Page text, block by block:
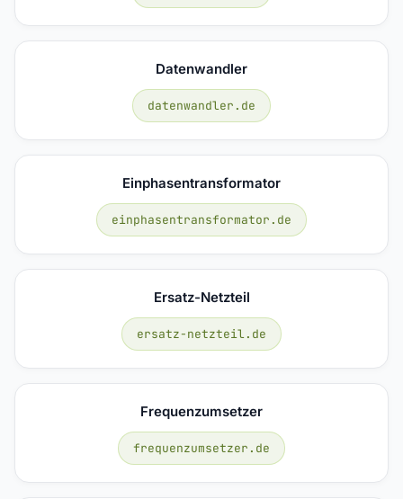
Datenwandler
datenwandler.de
Einphasentransformator
einphasentransformator.de
Ersatz-Netzteil
ersatz-netzteil.de
Frequenzumsetzer
frequenzumsetzer.de